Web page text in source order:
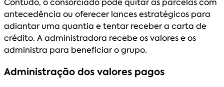
antecedência ou oferecer lances estratégicos para
adiantar uma quantia e tentar receber a carta de
crédito. A administradora recebe os valores e os
administra para beneficiar o grupo.
Administração dos valores pagos